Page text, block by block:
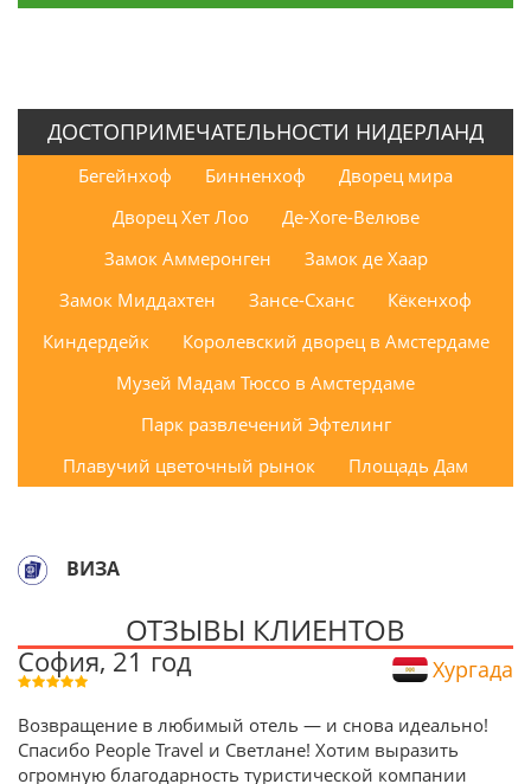
ДОСТОПРИМЕЧАТЕЛЬНОСТИ НИДЕРЛАНД
Бегейнхоф Бинненхоф
Дворец мира
Дворец Хет Лоо
Де-Хоге-Велюве
Замок Аммеронген
Замок де Хаар
Замок Миддахтен
Зансе-Сханс
Кёкенхоф
Киндердейк
Королевский дворец в Амстердаме
Музей Мадам Тюссо в Амстердаме
Парк развлечений Эфтелинг
Плавучий цветочный рынок
Площадь Дам
ВИЗА
ОТЗЫВЫ КЛИЕНТОВ
София, 21 год Хургада
Возвращение в любимый отель — и снова идеально!
Спасибо People Travel и Светлане! Хотим выразить
огромную благодарность туристической компании